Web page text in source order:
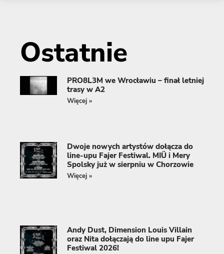
Ostatnie
PRO8L3M we Wrocławiu – finał letniej
trasy w A2
Więcej »
Dwoje nowych artystów dołącza do
line-upu Fajer Festiwal. MIÜ i Mery
Spolsky już w sierpniu w Chorzowie
Więcej »
Andy Dust, Dimension Louis Villain
oraz Nita dołączają do line upu Fajer
Festiwal 2026!